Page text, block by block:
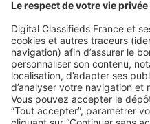
AU QUOTIDIEN
Les 4 conseils
réussir ses photos